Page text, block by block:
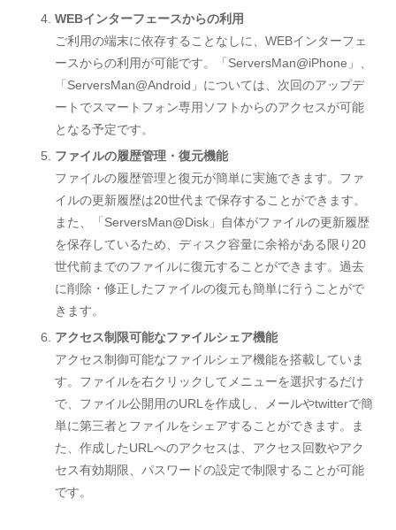
WEBインターフェースからの利用
ご利用の端末に依存することなしに、WEBインターフェ
ースからの利用が可能です。「ServersMan@iPhone」、
「ServersMan@Android」については、次回のアップデ
ートでスマートフォン専用ソフトからのアクセスが可能
となる予定です。
ファイルの履歴管理・復元機能
ファイルの履歴管理と復元が簡単に実施できます。ファ
イルの更新履歴は20世代まで保存することができます。
また、「ServersMan@Disk」自体がファイルの更新履歴
を保存しているため、ディスク容量に余裕がある限り20
世代前までのファイルに復元することができます。過去
に削除・修正したファイルの復元も簡単に行うことがで
きます。
アクセス制限可能なファイルシェア機能
アクセス制御可能なファイルシェア機能を搭載していま
す。ファイルを右クリックしてメニューを選択するだけ
で、ファイル公開用のURLを作成し、メールやtwitterで簡
単に第三者とファイルをシェアすることができます。ま
た、作成したURLへのアクセスは、アクセス回数やアク
セス有効期限、パスワードの設定で制限することが可能
です。